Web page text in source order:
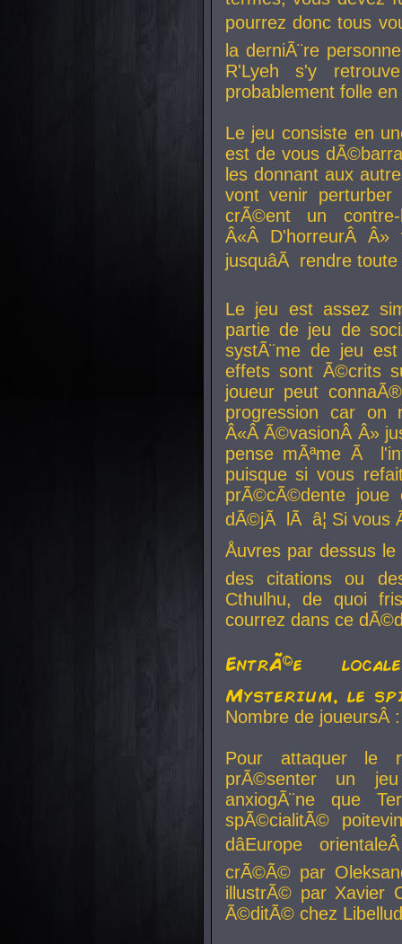
pourrez donc tous
la derniÃ¨re
R'Lyeh s'y
probablement folle
Le jeu consiste en
est de vous
les donnant aux
vont venir perturber
crÃ©ent un
Â«Â D'horreurÂ
jusquâÃ rendre
Le jeu est assez
partie de jeu de
systÃ¨me de jeu
effets sont Ã©crits
joueur peut
progression car
Â«Â Ã©vasionÂ Â»
pense mÃªme Ã
puisque si vous
prÃ©cÃ©dente
dÃ©jÃ lÃ â¦ Si vous
Åuvres par dessus
des citations ou
Cthulhu, de quoi
courrez dans ce
EntrÃ©e
Mysterium, le
Nombre de
Pour attaquer le
prÃ©senter un
anxiogÃ¨ne que
spÃ©cialitÃ©
dâEurope
crÃ©Ã© par
illustrÃ© par Xavier
Ã©ditÃ© chez